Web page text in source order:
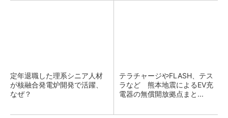
定年退職した理系シニア人材
が核融合発電炉開発で活躍、
なぜ？
テラチャージやFLASH、テス
ラなど 熊本地震によるEV充
電器の無償開放拠点まと...